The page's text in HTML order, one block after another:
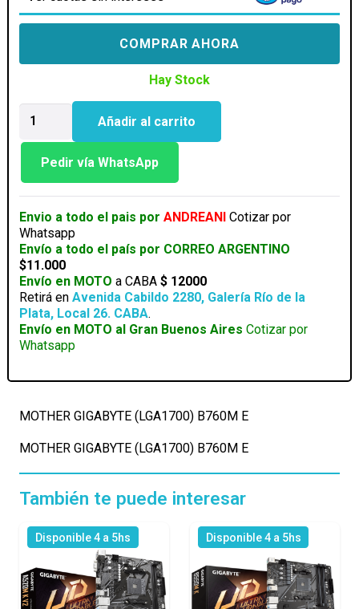
COMPRAR AHORA
Hay Stock
GIGABYTE
(LGA1700)
B760M
Añadir al carrito
Pedir vía WhatsApp
Envio a todo el pais por ANDREANI Cotizar por
Whatsapp
Envío a todo el país por CORREO ARGENTINO
$11.000
Envío en MOTO a CABA$ 12000
Retirá enAvenida Cabildo 2280, Galería Río de la
Plata, Local 26. CABA.
Envío en MOTO al Gran Buenos Aires Cotizar por
Whatsapp
MOTHER GIGABYTE (LGA1700) B760M E
MOTHER GIGABYTE (LGA1700) B760M E
También te puede interesar
Disponible 4 a 5hs Disponible 4 a 5hs